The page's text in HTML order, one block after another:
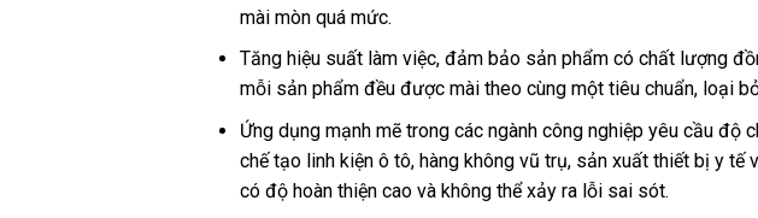
mài mòn quá mức.
Tăng hiệu suất làm việc, đảm bảo sản phẩm có chất lượng
mỗi sản phẩm đều được mài theo cùng một tiêu chuẩn, loại
Ứng dụng mạnh mẽ trong các ngành công nghiệp yêu cầu
chế tạo linh kiện ô tô, hàng không vũ trụ, sản xuất thiết bị y
có độ hoàn thiện cao và không thể xảy ra lỗi sai sót.